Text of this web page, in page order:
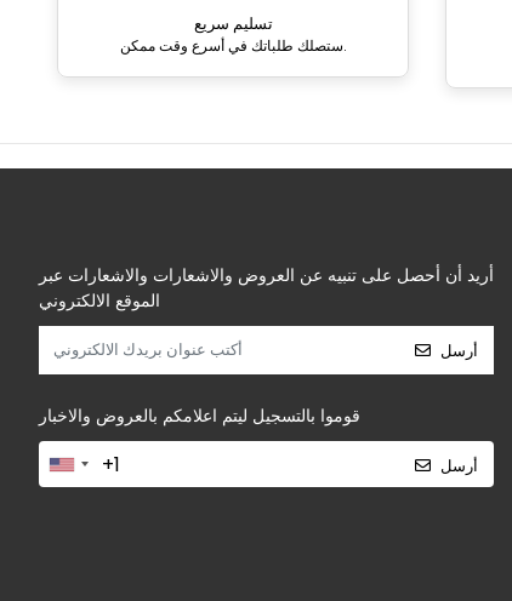
تسليم سريع
ستصلك طلباتك في أسرع وقت ممكن.
أريد أن أحصل على تنبيه عن العروض والاشعارات والاشعارات عبر
الموقع الالكتروني
أرسل
قوموا بالتسجيل ليتم اعلامكم بالعروض والاخبار
أرسل